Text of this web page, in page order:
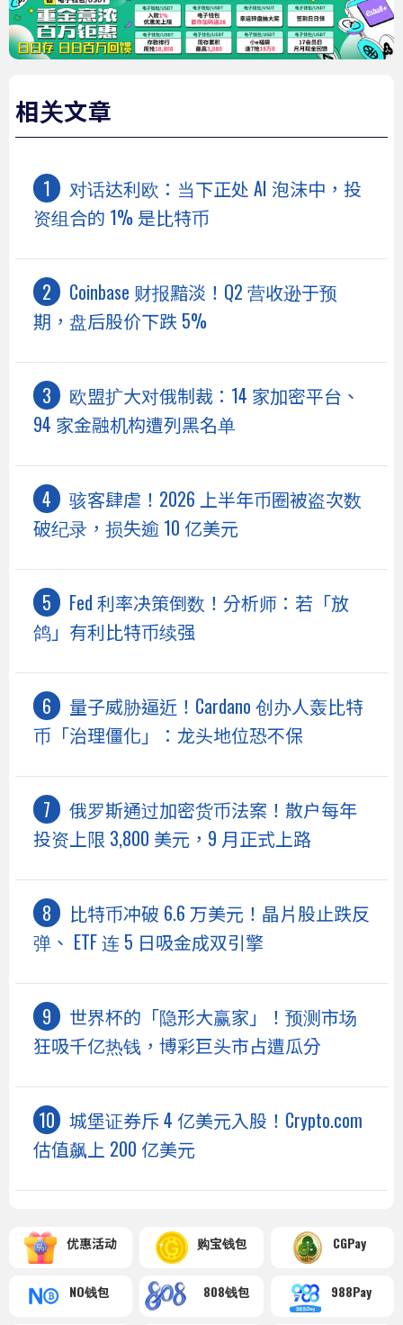
相关文章
对话达利欧：当下正处 AI 泡沫中，投
资组合的 1% 是比特币
Coinbase 财报黯淡！Q2 营收逊于预
期，盘后股价下跌 5%
欧盟扩大对俄制裁：14 家加密平台、
94 家金融机构遭列黑名单
骇客肆虐！2026 上半年币圈被盗次数
破纪录，损失逾 10 亿美元
Fed 利率决策倒数！分析师：若「放
鸽」有利比特币续强
量子威胁逼近！Cardano 创办人轰比特
币「治理僵化」：龙头地位恐不保
俄罗斯通过加密货币法案！散户每年
投资上限 3,800 美元，9 月正式上路
比特币冲破 6.6 万美元！晶片股止跌反
弹、 ETF 连 5 日吸金成双引擎
世界杯的「隐形大赢家」！预测市场
狂吸千亿热钱，博彩巨头市占遭瓜分
城堡证券斥 4 亿美元入股！Crypto.com
估值飙上 200 亿美元
优惠活动 购宝钱包 CGPay
NO钱包 808钱包 988Pay